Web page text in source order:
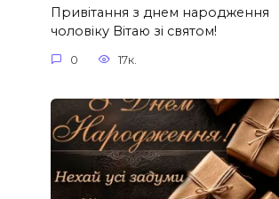
Привітання з днем народження
чоловіку Вітаю зі святом!
0 17к.